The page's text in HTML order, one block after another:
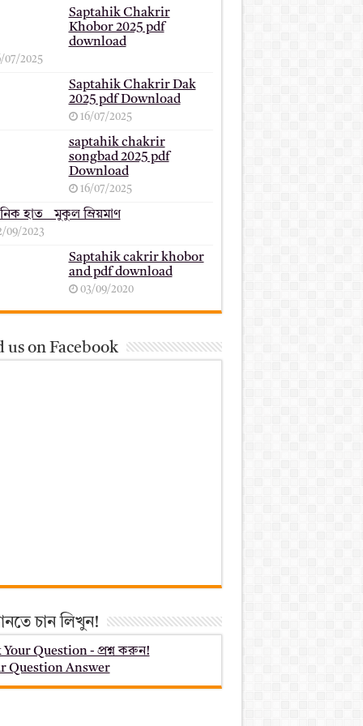
Saptahik Chakrir
Khobor 2025 pdf
download
07/2025
Saptahik Chakrir Dak
2025 pdf Download
16/07/2025
saptahik chakrir
songbad 2025 pdf
Download
16/07/2025
হাত _ মুকুল ম্রিয়মাণ
09/2023
Saptahik cakrir khobor
and pdf download
03/09/2020
us on Facebook
চান লিখুন!
Your Question - প্রশ্ন করুন!
Question Answer